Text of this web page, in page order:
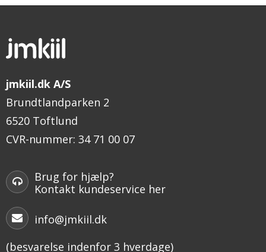
jmkiil.dk A/S
Brundtlandparken 2
6520 Toftlund
CVR-nummer: 34 71 00 07
Brug for hjælp?
Kontakt kundeservice her
info@jmkiil.dk
(besvarelse indenfor 3 hverdage)